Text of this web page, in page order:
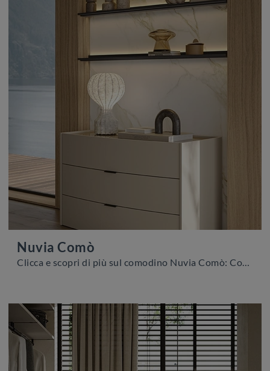
Nuvia Comò
Clicca e scopri di più sul comodino Nuvia Comò: Comodini e cassettiere di Colombini Casa sono ideali per spazi moderni.